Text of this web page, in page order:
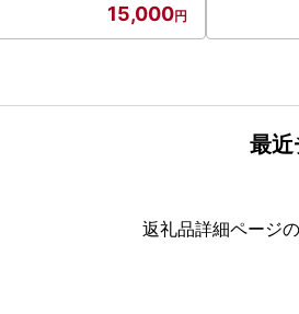
15,000
最近
返礼品詳細ページ